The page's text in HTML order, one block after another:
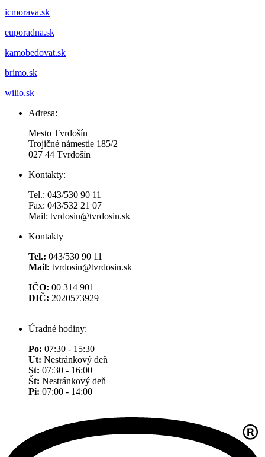
icmorava.sk
euporadna.sk
kamobedovat.sk
brimo.sk
wilio.sk
Adresa:
Mesto Tvrdošín
Trojičné námestie 185/2
027 44 Tvrdošín
Kontakty:
Tel.: 043/530 90 11
Fax: 043/532 21 07
Mail: tvrdosin@tvrdosin.sk
Kontakty
Tel.: 043/530 90 11
Mail: tvrdosin@tvrdosin.sk
IČO: 00 314 901
DIČ: 2020573929
Úradné hodiny:
Po: 07:30 - 15:30
Ut: Nestránkový deň
St: 07:30 - 16:00
Št: Nestránkový deň
Pi: 07:00 - 14:00